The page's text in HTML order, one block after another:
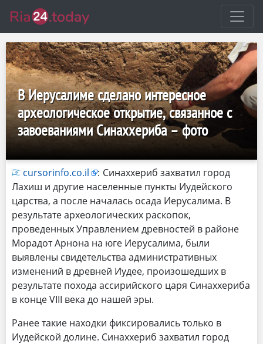
В Иерусалиме сделано интересное
археологическое открытие, связанное с
завоеваниями Синаххериба – фото
cursorinfo.co.il : Синаххериб захватил город
Лахиш и другие населенные пункты Иудейского
царства, а после началась осада Иерусалима. В
результате археологических раскопок,
проведенных Управлением древностей в районе
Морадот Арнона на юге Иерусалима, были
выявлены свидетельства административных
изменений в древней Иудее, произошедших в
результате похода ассирийского царя Синаххериба
в конце VIII века до нашей эры.
Ранее такие находки фиксировались только в
Иудейской долине. Синаххериб захватил город